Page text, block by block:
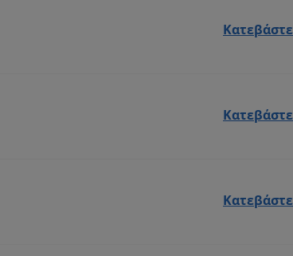
Κατεβάστε
Κατεβάστε
Κατεβάστε